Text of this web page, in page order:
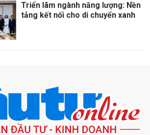
Triển lãm ngành năng lượng: Nền
tảng kết nối cho di chuyển xanh